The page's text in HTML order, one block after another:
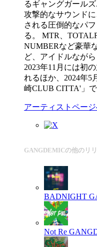
るギャングガール
攻撃的なサウンド
される圧倒的なパ
る。 MTR、
NUMBERなど豪華
ど、アイドルなが
2023年11月には初
れるほか、2024年5
崎CLUB CITTA'」で
アーティストペー
GANGDEMICの他のリ
BADNIGHT
Not Re